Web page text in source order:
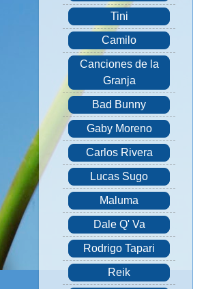
Tini
Camilo
Canciones de la
Granja
Bad Bunny
Gaby Moreno
Carlos Rivera
Lucas Sugo
Maluma
Dale Q' Va
Rodrigo Tapari
Reik